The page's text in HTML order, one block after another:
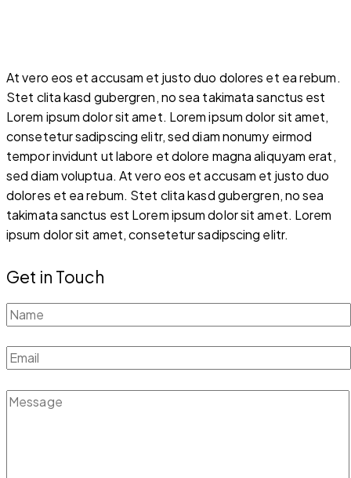
At vero eos et accusam et justo duo dolores et ea rebum.
Stet clita kasd gubergren, no sea takimata sanctus est
Lorem ipsum dolor sit amet. Lorem ipsum dolor sit amet,
consetetur sadipscing elitr, sed diam nonumy eirmod
tempor invidunt ut labore et dolore magna aliquyam erat,
sed diam voluptua. At vero eos et accusam et justo duo
dolores et ea rebum. Stet clita kasd gubergren, no sea
takimata sanctus est Lorem ipsum dolor sit amet. Lorem
ipsum dolor sit amet, consetetur sadipscing elitr.
Get in Touch